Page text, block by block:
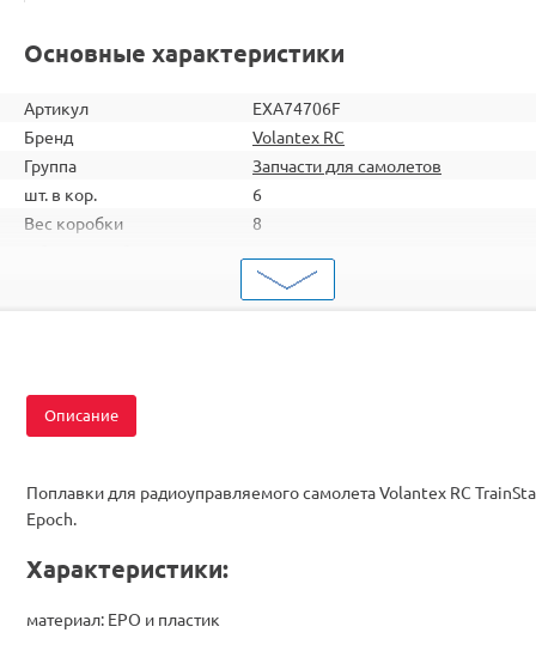
Основные характеристики
Артикул
EXA74706F
Бренд
Volantex RC
Группа
Запчасти для самолетов
шт. в кор.
6
Вес коробки
8
2000000094823
Описание
Поплавки для радиоуправляемого самолета Volantex RC
Epoch.
Характеристики:
материал: EPO и пластик